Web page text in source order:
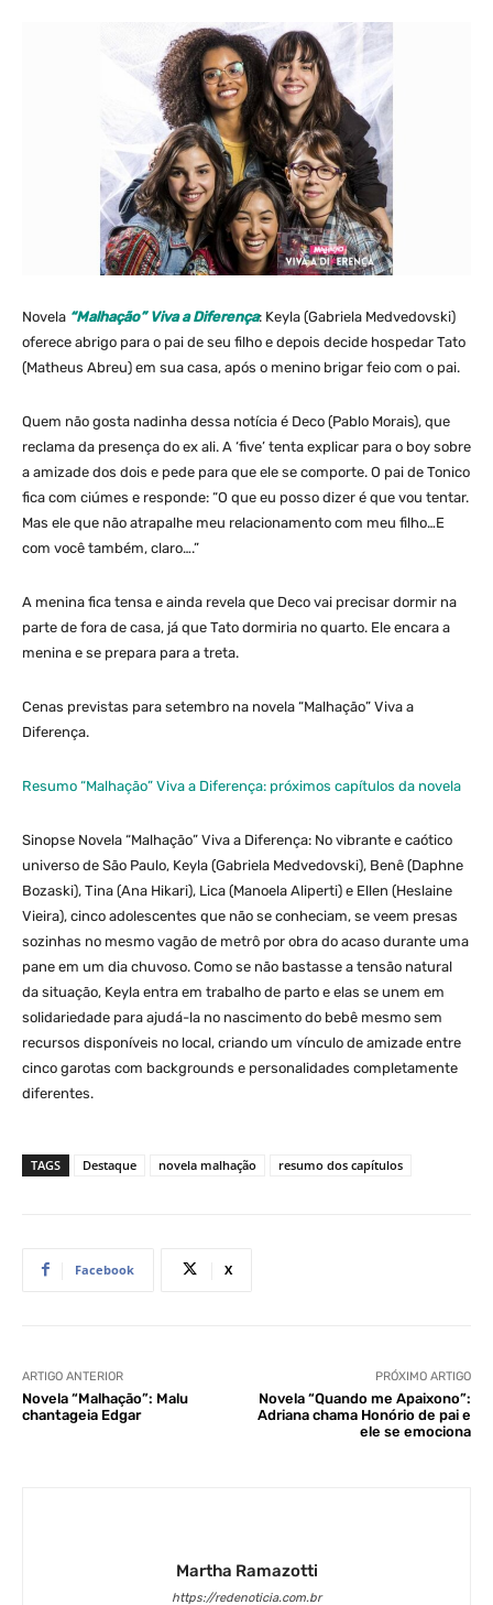
Novela “Malhação” Viva a Diferença: Keyla (Gabriela Medvedovski)
oferece abrigo para o pai de seu filho e depois decide hospedar Tato
(Matheus Abreu) em sua casa, após o menino brigar feio com o pai.
Quem não gosta nadinha dessa notícia é Deco (Pablo Morais), que
reclama da presença do ex ali. A ‘five’ tenta explicar para o boy sobre
a amizade dos dois e pede para que ele se comporte. O pai de Tonico
fica com ciúmes e responde: “O que eu posso dizer é que vou tentar.
Mas ele que não atrapalhe meu relacionamento com meu filho…E
com você também, claro….”
A menina fica tensa e ainda revela que Deco vai precisar dormir na
parte de fora de casa, já que Tato dormiria no quarto. Ele encara a
menina e se prepara para a treta.
Cenas previstas para setembro na novela “Malhação” Viva a
Diferença.
Resumo “Malhação” Viva a Diferença: próximos capítulos da novela
Sinopse Novela “Malhação” Viva a Diferença: No vibrante e caótico
universo de São Paulo, Keyla (Gabriela Medvedovski), Benê (Daphne
Bozaski), Tina (Ana Hikari), Lica (Manoela Aliperti) e Ellen (Heslaine
Vieira), cinco adolescentes que não se conheciam, se veem presas
sozinhas no mesmo vagão de metrô por obra do acaso durante uma
pane em um dia chuvoso. Como se não bastasse a tensão natural
da situação, Keyla entra em trabalho de parto e elas se unem em
solidariedade para ajudá-la no nascimento do bebê mesmo sem
recursos disponíveis no local, criando um vínculo de amizade entre
cinco garotas com backgrounds e personalidades completamente
diferentes.
TAGS Destaque novela malhação resumo dos capítulos
Facebook X
ARTIGO ANTERIOR
Novela “Malhação”: Malu
chantageia Edgar
PRÓXIMO ARTIGO
Novela “Quando me Apaixono”:
Adriana chama Honório de pai e
ele se emociona
Martha Ramazotti
https://redenoticia.com.br